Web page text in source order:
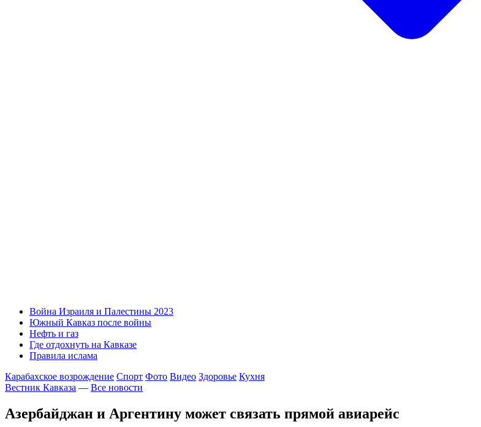
Война Израиля и Палестины 2023
Южный Кавказ после войны
Нефть и газ
Где отдохнуть на Кавказе
Правила ислама
Карабахское возрождение Спорт Фото Видео Здоровье Кухня
Вестник Кавказа — Все новости
Азербайджан и Аргентину может связать прямой авиарейс